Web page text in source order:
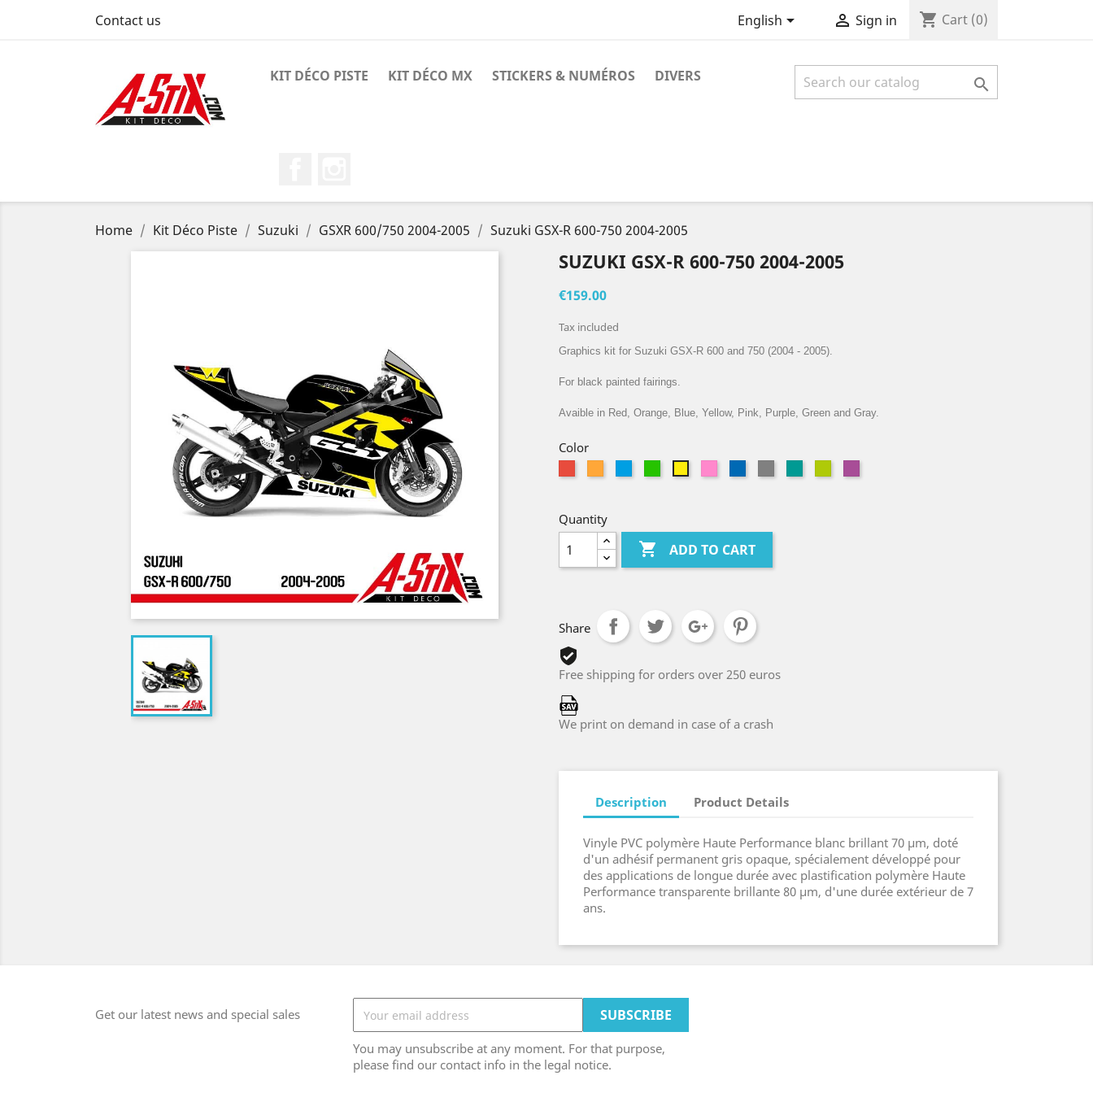
Contact us English  Sign in shopping_cart Cart (0)
KIT DÉCO PISTE KIT DÉCO MX STICKERS & NUMÉROS DIVERS 
Home Kit Déco Piste Suzuki GSXR 600/750 2004-2005 Suzuki GSX-R 600-750 2004-2005
SUZUKI GSX-R 600-750 2004-2005
€159.00
Tax included
Graphics kit for Suzuki GSX-R 600 and 750 (2004 - 2005).
For black painted fairings.
Avaible in Red, Orange, Blue, Yellow, Pink, Purple, Green and Gray.
Color
Quantity
 ADD TO CART
Share
Free shipping for orders over 250 euros
We print on demand in case of a crash
Description Product Details
Vinyle PVC polymère Haute Performance blanc brillant 70 µm, doté
d'un adhésif permanent gris opaque, spécialement développé pour
des applications de longue durée avec plastification polymère Haute
Performance transparente brillante 80 µm, d'une durée extérieur de 7
ans.
Get our latest news and special sales
You may unsubscribe at any moment. For that purpose,
please find our contact info in the legal notice.